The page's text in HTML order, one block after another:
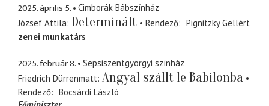
2025. április 5.
Cimborák Bábszínház
József Attila Determinált Rendező
Pignitzky Gellért
zenei munkatárs
2025. február 8.
Sepsiszentgyörgyi színház
Friedrich Dürrenmatt Angyal szállt le Babilonba
Rendező
Bocsárdi László